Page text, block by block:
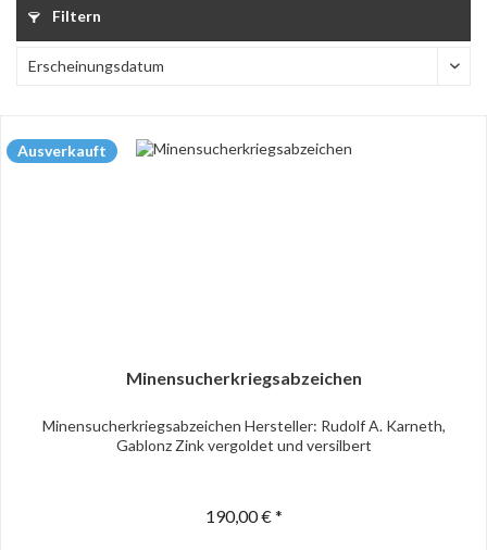
Filtern
Ausverkauft
Minensucherkriegsabzeichen
Minensucherkriegsabzeichen Hersteller: Rudolf A. Karneth,
Gablonz Zink vergoldet und versilbert
190,00 € *